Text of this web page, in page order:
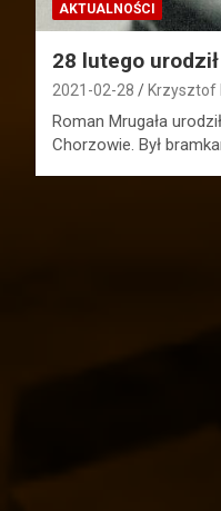
AKTUALNOŚCI
28 lutego
2021-02-28 Krzysztof
Roman Mrugała
Chorzowie. Był